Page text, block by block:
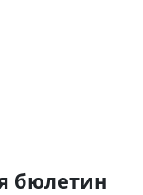
бюлетин